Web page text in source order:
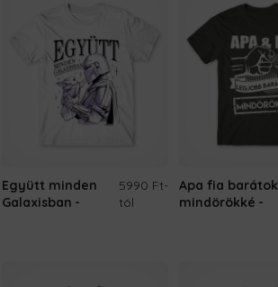
Együtt minden
Galaxisban
5990 Ft-
tól
Apa fia barátok
mindörökké